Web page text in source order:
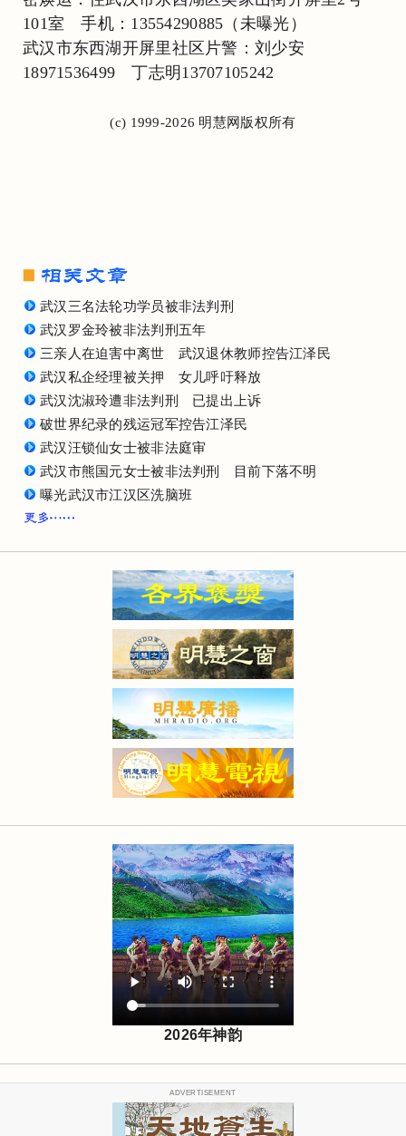
101室 手机：13554290885（未曝光）
武汉市东西湖开屏里社区片警：刘少安
18971536499 丁志明13707105242
(c) 1999-2026 明慧网版权所有
武汉三名法轮功学员被非法判刑
武汉罗金玲被非法判刑五年
三亲人在迫害中离世 武汉退休教师控告江泽民
武汉私企经理被关押 女儿呼吁释放
武汉沈淑玲遭非法判刑 已提出上诉
破世界纪录的残运冠军控告江泽民
武汉汪锁仙女士被非法庭审
武汉市熊国元女士被非法判刑 目前下落不明
曝光武汉市江汉区洗脑班
2026年神韵
ADVERTISEMENT